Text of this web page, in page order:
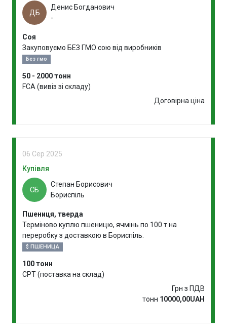
ДБ
Денис Богданович
-
Соя
Закуповуємо БЕЗ ГМО сою від виробників
Без гмо
50 - 2000 тонн
FCA (вивіз зі складу)
Договірна ціна
06 Сер 2025
Купівля
СБ
Степан Борисович
Бориспіль
Пшениця, тверда
Терміново куплю пшеницю, ячмінь по 100 т на
переробку з доставкою в Бориспіль.
$ ПШЕНИЦА
100 тонн
CPT (поставка на склад)
Грн з ПДВ
тонн 10000,00UAH